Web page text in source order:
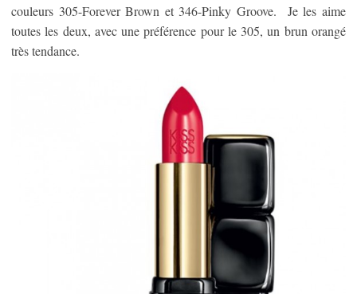
couleurs 305-Forever Brown et 346-Pinky Groove. Je les aime
toutes les deux, avec une préférence pour le 305, un brun orangé
très tendance.